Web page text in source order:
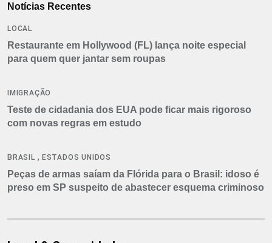
Notícias Recentes
LOCAL
Restaurante em Hollywood (FL) lança noite especial
para quem quer jantar sem roupas
IMIGRAÇÃO
Teste de cidadania dos EUA pode ficar mais rigoroso
com novas regras em estudo
BRASIL , ESTADOS UNIDOS
Peças de armas saíam da Flórida para o Brasil: idoso é
preso em SP suspeito de abastecer esquema criminoso